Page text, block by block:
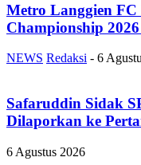
Metro Langgien
Championship
NEWS Redaksi - 6
Safaruddin Sidak
Dilaporkan ke
6 Agustus 2026